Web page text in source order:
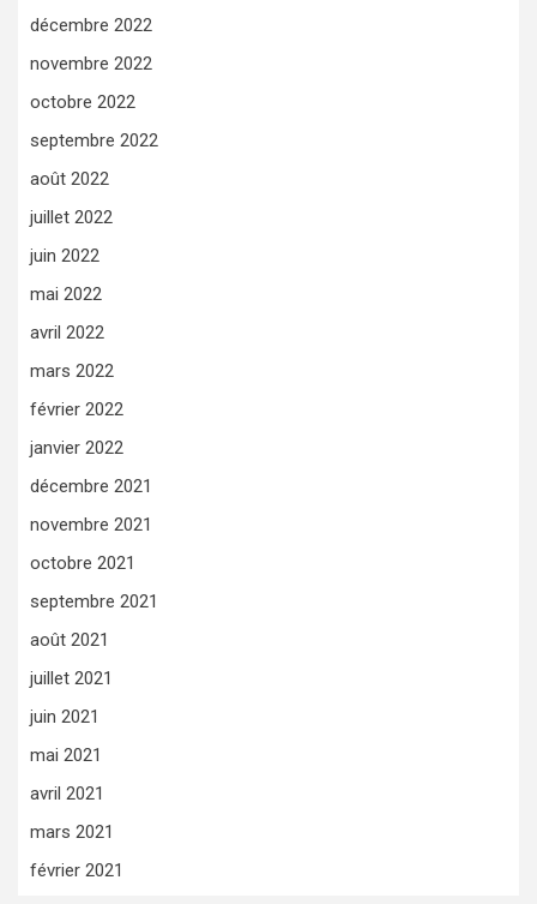
décembre 2022
novembre 2022
octobre 2022
septembre 2022
août 2022
juillet 2022
juin 2022
mai 2022
avril 2022
mars 2022
février 2022
janvier 2022
décembre 2021
novembre 2021
octobre 2021
septembre 2021
août 2021
juillet 2021
juin 2021
mai 2021
avril 2021
mars 2021
février 2021